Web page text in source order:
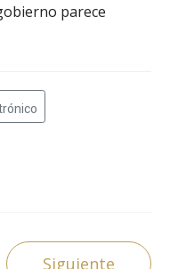
parece
Siguiente